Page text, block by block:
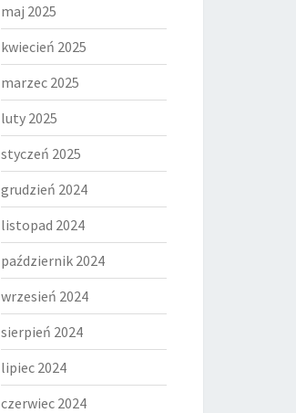
maj 2025
kwiecień 2025
marzec 2025
luty 2025
styczeń 2025
grudzień 2024
listopad 2024
październik 2024
wrzesień 2024
sierpień 2024
lipiec 2024
czerwiec 2024